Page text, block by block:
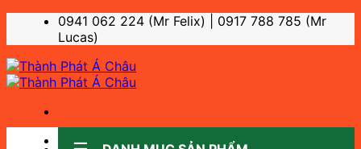
dung
0941 062 224 (Mr Felix) | 0917 788 785 (Mr
Lucas)
Sale support: